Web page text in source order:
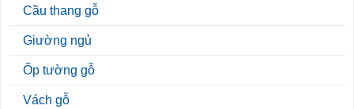
Cầu thang gỗ
Giường ngủ
Ốp tường gỗ
Vách gỗ